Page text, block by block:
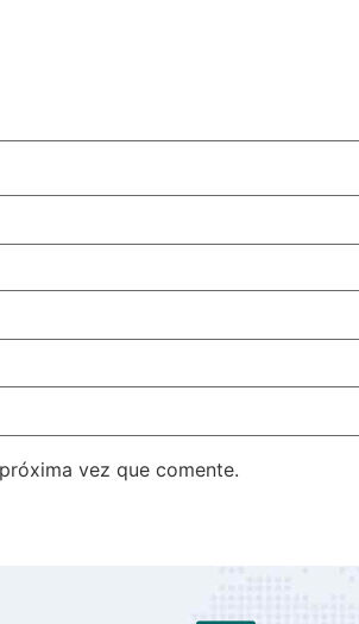
vez que comente.